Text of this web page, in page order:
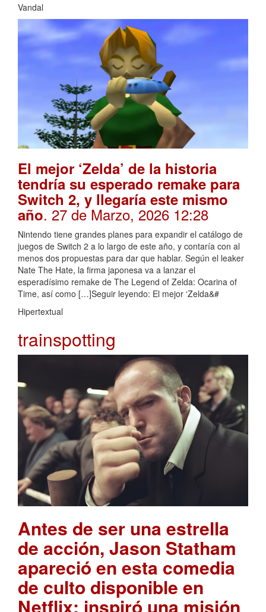
Vandal
El mejor ‘Zelda’ de la historia
tendría su esperado remake para
Switch 2, y llegaría este mismo
año. 27 de Marzo, 2026 12:28
Nintendo tiene grandes planes para expandir el catálogo de
juegos de Switch 2 a lo largo de este año, y contaría con al
menos dos propuestas para dar que hablar. Según el leaker
Nate The Hate, la firma japonesa va a lanzar el
esperadísimo remake de The Legend of Zelda: Ocarina of
Time, así como […]Seguir leyendo: El mejor ‘Zelda&#
Hipertextual
trainspotting
Antes de ser una estrella
de acción, Jason Statham
apareció en esta comedia
de culto disponible en
Netflix: inspiró una misión